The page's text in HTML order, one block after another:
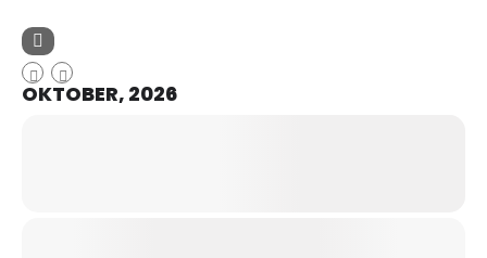
OKTOBER, 2026